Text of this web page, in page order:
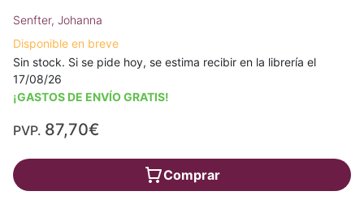
Senfter, Johanna
Disponible en breve
Sin stock. Si se pide hoy, se estima recibir en la librería el
17/08/26
¡GASTOS DE ENVÍO GRATIS!
PVP. 87,70€
Comprar